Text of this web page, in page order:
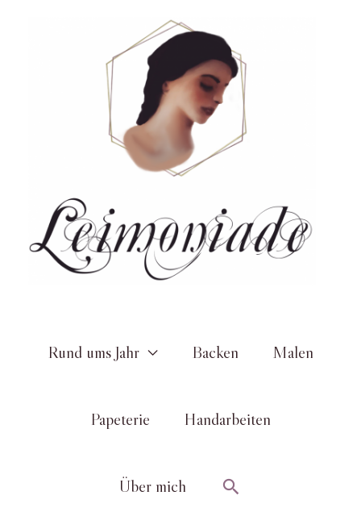
Rund ums Jahr Backen Malen
Papeterie Handarbeiten
Über mich Suchen